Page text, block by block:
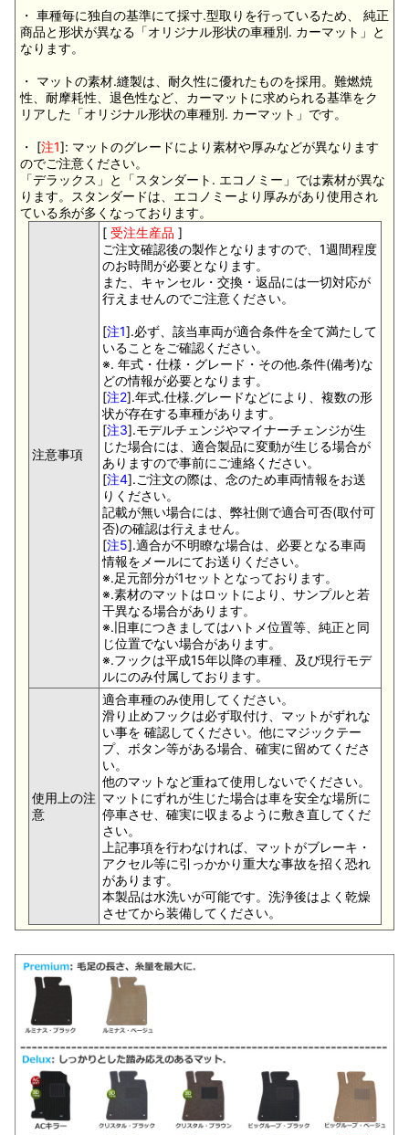
・ 車種毎に独自の基準にて採寸.型取りを行っているため、 純正
商品と形状が異なる「オリジナル形状の車種別. カーマット」と
なります。
・ マットの素材.縫製は、耐久性に優れたものを採用。難燃焼
性、耐摩耗性、退色性など、カーマットに求められる基準をク
リアした「オリジナル形状の車種別. カーマット」です。
・ [注1]: マットのグレードにより素材や厚みなどが異なります
のでご注意ください。
「デラックス」と「スタンダート. エコノミー」では素材が異な
ります。スタンダードは、エコノミーより厚みがあり使用され
ている糸が多くなっております。
注意事項
[ 受注生産品 ]
ご注文確認後の製作となりますので、1週間程度
のお時間が必要となります。
また、キャンセル・交換・返品には一切対応が
行えませんのでご注意ください。
[注1].必ず、該当車両が適合条件を全て満たして
いることをご確認ください。
※. 年式・仕様・グレード・その他.条件(備考)な
どの情報が必要となります。
[注2].年式.仕様.グレードなどにより、複数の形
状が存在する車種があります。
[注3].モデルチェンジやマイナーチェンジが生
じた場合には、適合製品に変動が生じる場合が
ありますので事前にご連絡ください。
[注4].ご注文の際は、念のため車両情報をお送
りください。
記載が無い場合には、弊社側で適合可否(取付可
否)の確認は行えません。
[注5].適合が不明瞭な場合は、必要となる車両
情報をメールにてお送りください。
※.足元部分が1セットとなっております。
※.素材のマットはロットにより、サンプルと若
干異なる場合があります。
※.旧車につきましてはハトメ位置等、純正と同
じ位置でない場合があります。
※.フックは平成15年以降の車種、及び現行モデ
ルにのみ付属しております。
使用上の注
意
適合車種のみ使用してください。
滑り止めフックは必ず取付け、マットがずれな
い事を 確認してください。他にマジックテー
プ、ボタン等がある場合、確実に留めてくださ
い。
他のマットなど重ねて使用しないでください。
マットにずれが生じた場合は車を安全な場所に
停車させ、確実に収まるように敷き直してくだ
さい。
上記事項を行わなければ、マットがブレーキ・
アクセル等に引っかかり重大な事故を招く恐れ
があります。
本製品は水洗いが可能です。洗浄後はよく乾燥
させてから装備してください。